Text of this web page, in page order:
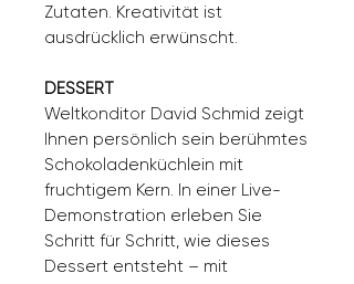
Zutaten. Kreativität ist
ausdrücklich erwünscht.
DESSERT
Weltkonditor David Schmid zeigt
Ihnen persönlich sein berühmtes
Schokoladenküchlein mit
fruchtigem Kern. In einer Live-
Demonstration erleben Sie
Schritt für Schritt, wie dieses
Dessert entsteht – mit